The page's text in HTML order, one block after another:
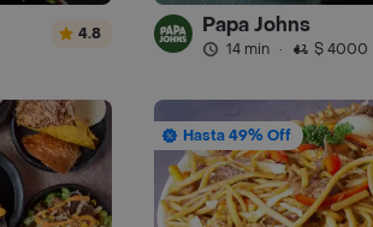
4.8 Papa Johns
14 min · $ 4000
Hasta 49% Off